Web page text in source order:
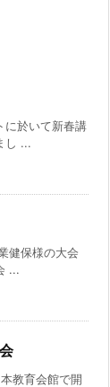
に於いて新春講
し ...
健保様の大会
...
教育会館で開